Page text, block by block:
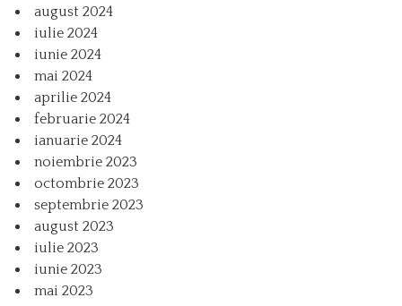
august 2024
iulie 2024
iunie 2024
mai 2024
aprilie 2024
februarie 2024
ianuarie 2024
noiembrie 2023
octombrie 2023
septembrie 2023
august 2023
iulie 2023
iunie 2023
mai 2023